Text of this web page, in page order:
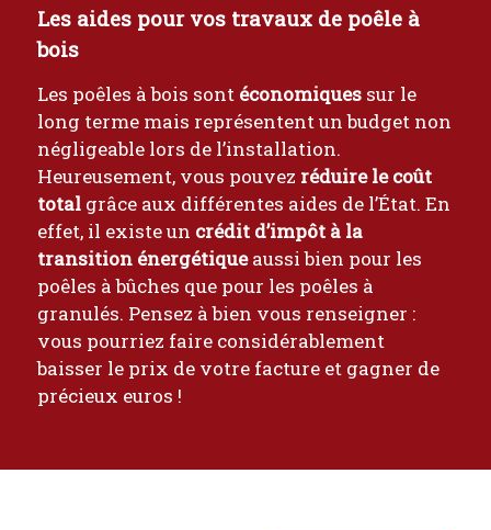
Les aides pour vos travaux de poêle à
bois
Les poêles à bois sont économiques sur le
long terme mais représentent un budget non
négligeable lors de l’installation.
Heureusement, vous pouvez réduire le coût
total grâce aux différentes aides de l’État. En
effet, il existe un crédit d’impôt à la
transition énergétiqueaussi bien pour les
poêles à bûches que pour les poêles à
granulés. Pensez à bien vous renseigner :
vous pourriez faire considérablement
baisser le prix de votre facture et gagner de
précieux euros !